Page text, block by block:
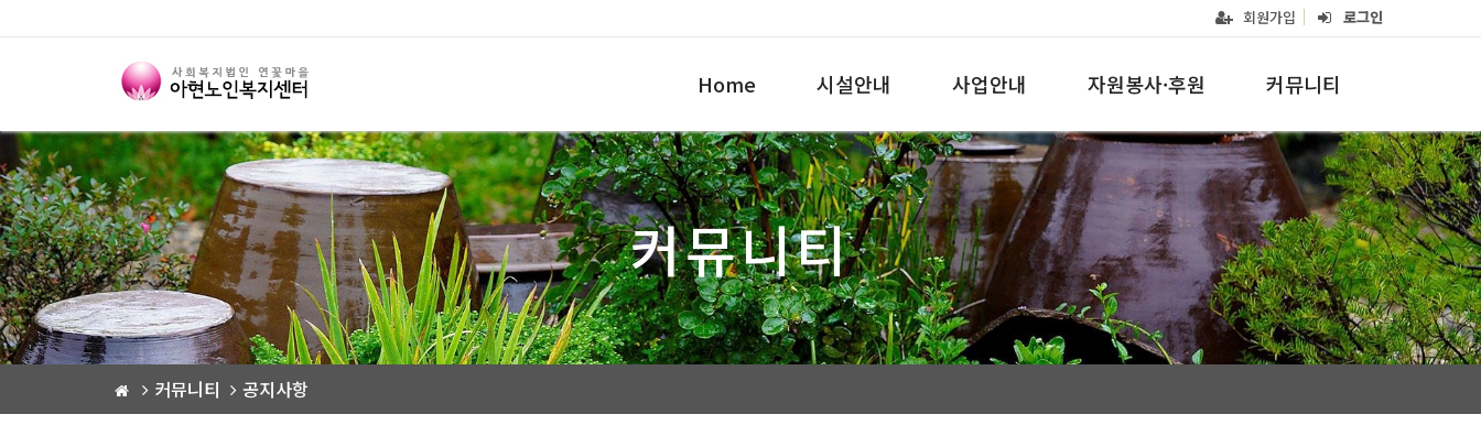
회원가입 로그인
Home 시설안내 사업안내 자원봉사·후원 커뮤니티
커뮤니티
커뮤니티 공지사항